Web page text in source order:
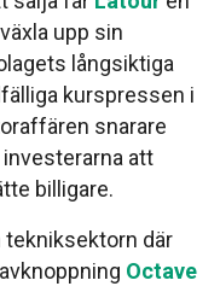
upp sin
långsiktiga
kurspressen i
snarare
att
billigare.
tekniksektorn där
Octave